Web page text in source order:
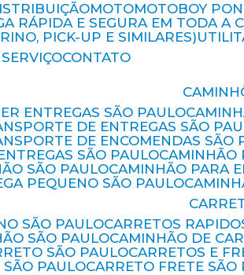
DISTRIBUIÇÃO MOTO
MOTOBOY
RÁPIDA E SEGURA EM TODA A
PICK-UP E SIMILARES)
CONTATO
ENTREGAS SÃO PAULO
DE ENTREGAS SÃO
DE ENCOMENDAS SÃO
SÃO PAULO
SÃO PAULO
CAMINHÃO PARA
PEQUENO SÃO PAULO
SÃO PAULO
CARRETOS
SÃO PAULO
CAMINHÃO DE
SÃO PAULO
CARRETOS E
SÃO PAULO
CARRETO FRETE